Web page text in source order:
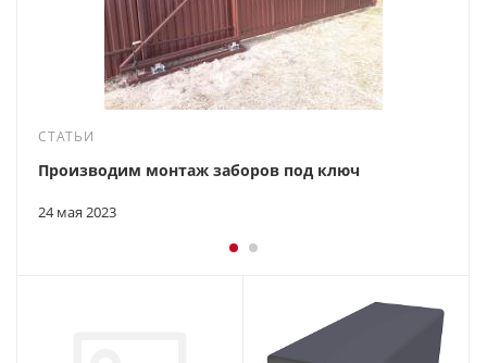
СТАТЬИ
24 мая 2023
Производим монтаж заборов под ключ